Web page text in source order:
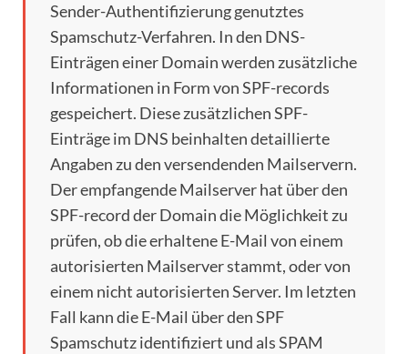
Sender-Authentifizierung genutztes
Spamschutz-Verfahren. In den DNS-
Einträgen einer Domain werden zusätzliche
Informationen in Form von SPF-records
gespeichert. Diese zusätzlichen SPF-
Einträge im DNS beinhalten detaillierte
Angaben zu den versendenden Mailservern.
Der empfangende Mailserver hat über den
SPF-record der Domain die Möglichkeit zu
prüfen, ob die erhaltene E-Mail von einem
autorisierten Mailserver stammt, oder von
einem nicht autorisierten Server. Im letzten
Fall kann die E-Mail über den SPF
Spamschutz identifiziert und als SPAM